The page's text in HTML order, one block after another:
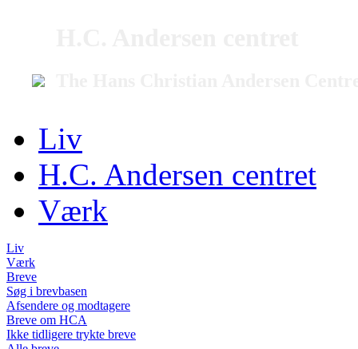
Liv
H.C. Andersen centret
Værk
Liv
Værk
Breve
Søg i brevbasen
Afsendere og modtagere
Breve om HCA
Ikke tidligere trykte breve